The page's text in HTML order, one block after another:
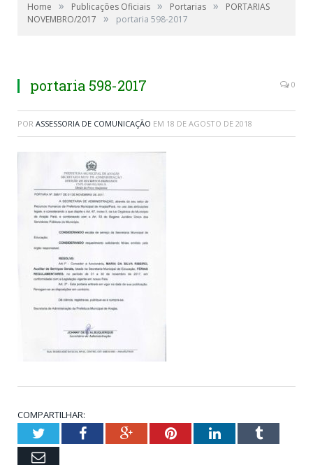
Home » Publicações Oficiais » Portarias »
PORTARIAS
NOVEMBRO/2017
» portaria 598-2017
portaria 598-2017 0
POR ASSESSORIA DE COMUNICAÇÃO EM 18 DE AGOSTO DE 2018
COMPARTILHAR:
TwitterFacebookGoogle+PinterestLinkedInTumblr
Email